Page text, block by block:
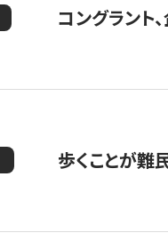
コングラント
歩くことが難